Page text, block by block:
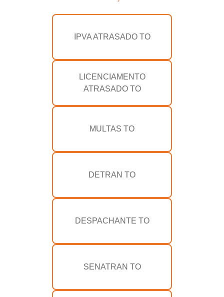
IPVA ATRASADO TO
LICENCIAMENTO
ATRASADO TO
MULTAS TO
DETRAN TO
DESPACHANTE TO
SENATRAN TO